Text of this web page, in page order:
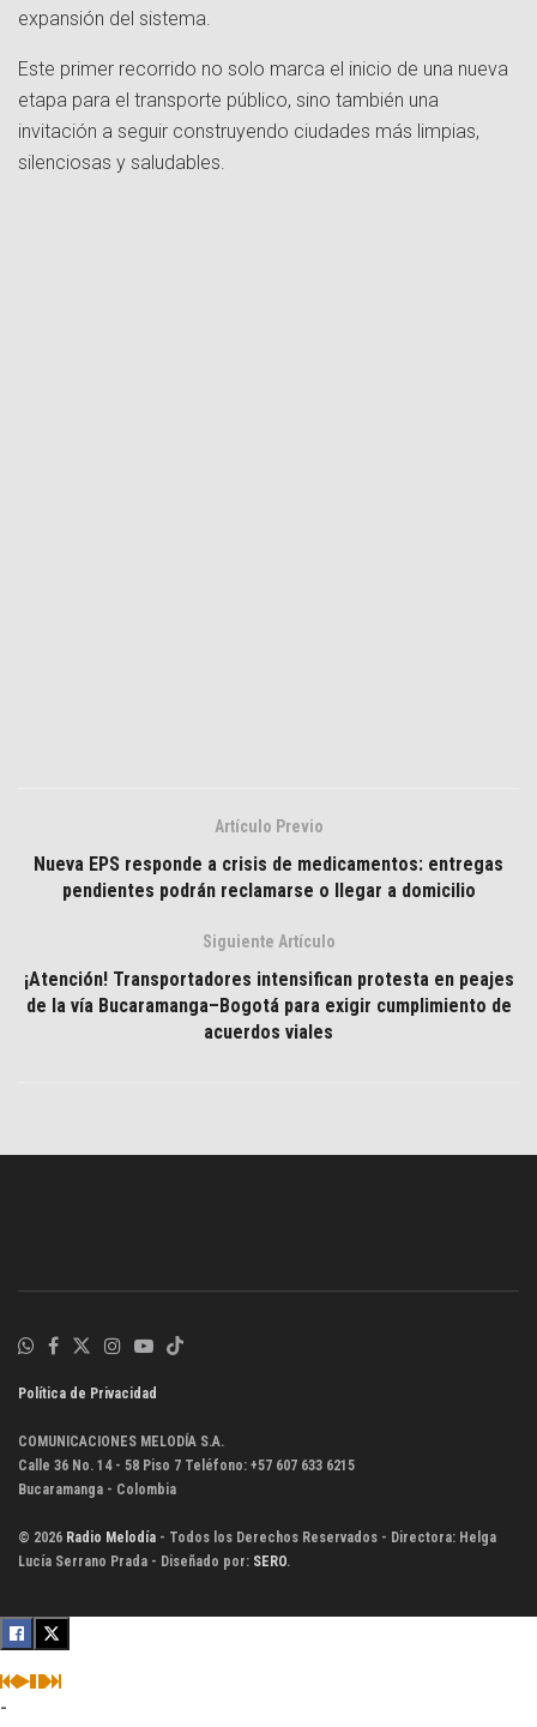
expansión del sistema.
Este primer recorrido no solo marca el inicio de una nueva
etapa para el transporte público, sino también una
invitación a seguir construyendo ciudades más limpias,
silenciosas y saludables.
Artículo Previo
Nueva EPS responde a crisis de medicamentos: entregas
pendientes podrán reclamarse o llegar a domicilio
Siguiente Artículo
¡Atención! Transportadores intensifican protesta en peajes
de la vía Bucaramanga–Bogotá para exigir cumplimiento de
acuerdos viales
Política de Privacidad
COMUNICACIONES MELODÍA S.A.
Calle 36 No. 14 - 58 Piso 7 Teléfono: +57 607 633 6215
Bucaramanga - Colombia
© 2026 Radio Melodía - Todos los Derechos Reservados - Directora: Helga
Lucía Serrano Prada - Diseñado por: SERO.
-